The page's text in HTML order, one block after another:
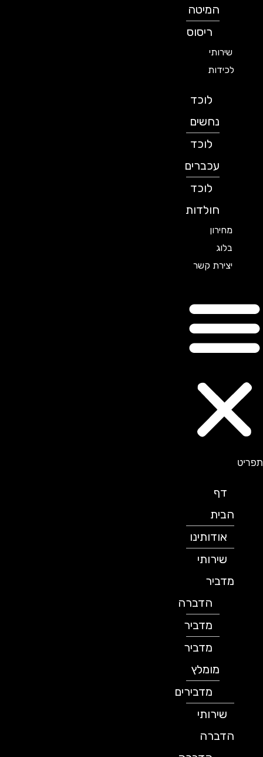
המיטה
ריסוס
שירותי
לכידות
לוכד
נחשים
לוכד
עכברים
לוכד
חולדות
מחירון
בלוג
יצירת קשר
תפריט
דף
הבית
אודותינו
שירותי
מדביר
הדברה
מדביר
מדביר
מומלץ
מדבירים
שירותי
הדברה